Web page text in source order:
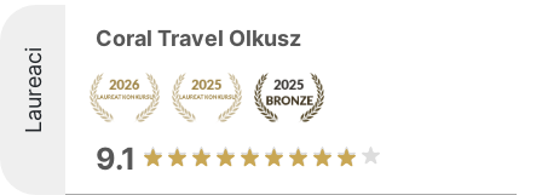
Laureaci
Coral Travel Olkusz
9.1